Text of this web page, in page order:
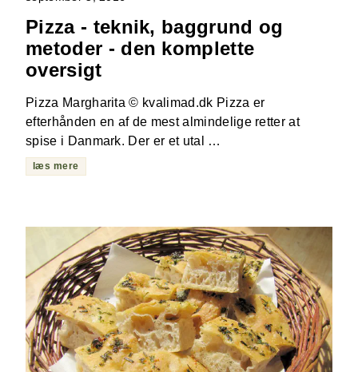
Pizza - teknik, baggrund og
metoder - den komplette
oversigt
Pizza Margharita © kvalimad.dk Pizza er
efterhånden en af de mest almindelige retter at
spise i Danmark. Der er et utal …
læs mere